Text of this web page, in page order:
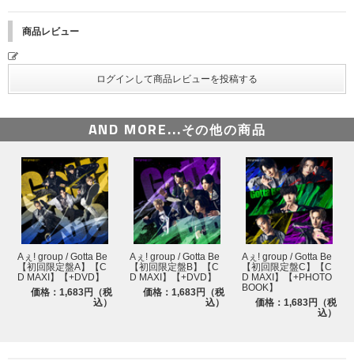
商品レビュー
AND MORE...その他の商品
Aぇ! group / Gotta Be
【初回限定盤A】【C
D MAXI】【+DVD】
価格：1,683円（税
込）
Aぇ! group / Gotta Be
【初回限定盤B】【C
D MAXI】【+DVD】
価格：1,683円（税
込）
Aぇ! group / Gotta Be
【初回限定盤C】【C
D MAXI】【+PHOTO
BOOK】
価格：1,683円（税
込）